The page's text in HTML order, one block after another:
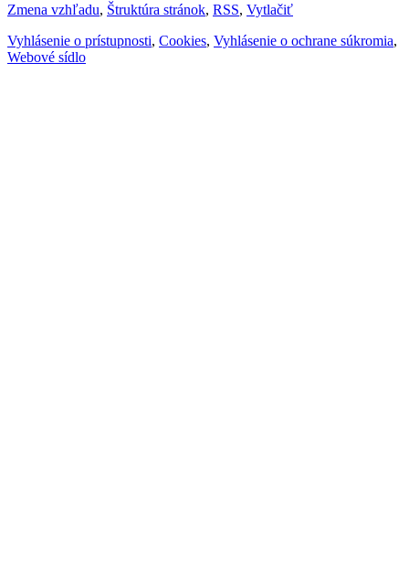
Zmena vzhľadu, Štruktúra stránok, RSS, Vytlačiť
Vyhlásenie o prístupnosti, Cookies, Vyhlásenie o ochrane súkromia,
Webové sídlo